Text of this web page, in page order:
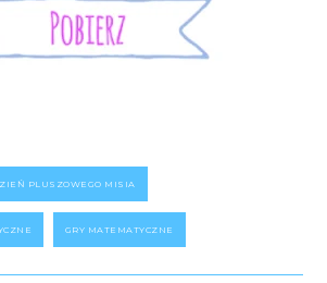
PLUSZOWEGO MISIA
GRY MATEMATYCZNE